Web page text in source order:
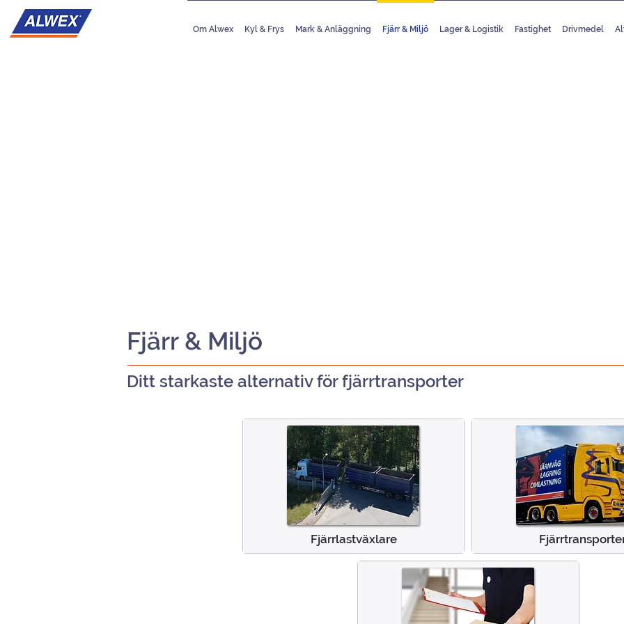
Om Alwex Kyl & Frys Mark & Anläggning Fjärr & Miljö Lager & Logistik Fastighet Drivmedel
Fjärr & Miljö
Ditt starkaste alternativ för fjärrtransporter
Fjärrlastväxlare